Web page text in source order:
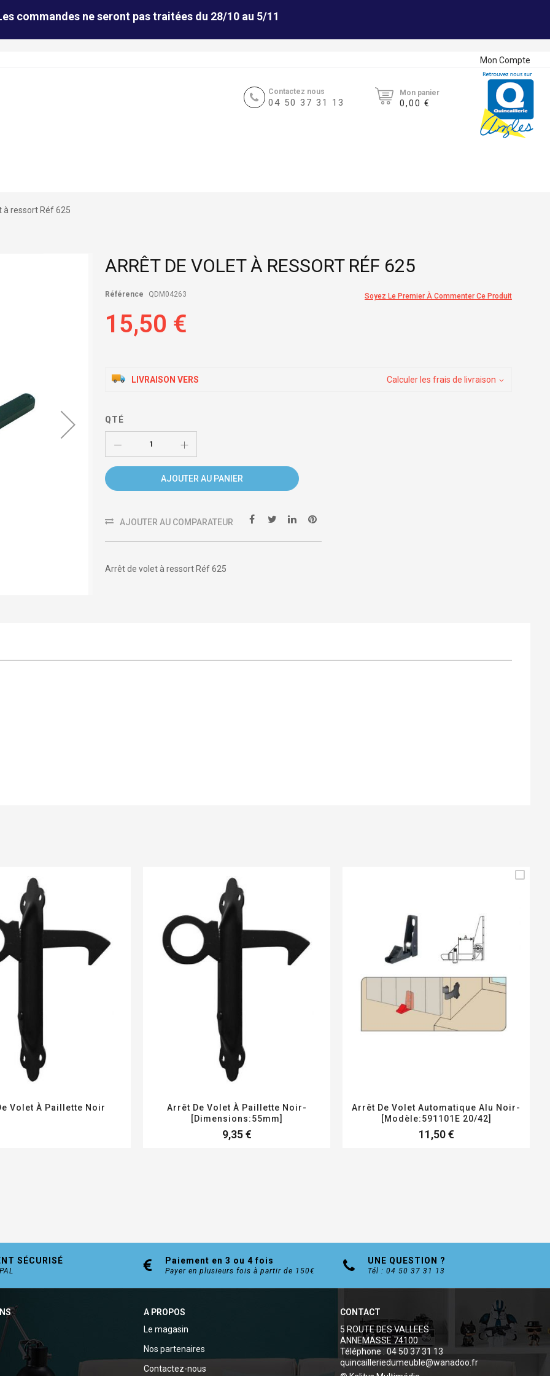
commandes ne seront pas traitées du 28/10 au 5/11
Mon Compte
Contactez nous
04 50 37 31 13
Mon panier
0,00 €
à ressort Réf 625
ARRÊT DE VOLET À RESSORT RÉF 625
Soyez Le Premier À Commenter Ce Produit
Référence QDM04263
15,50 €
LIVRAISON VERS Calculer les frais de livraison
QTÉ
AJOUTER AU PANIER
AJOUTER AU COMPARATEUR
Arrêt de volet à ressort Réf 625
Volet À Paillette Noir
Arrêt De Volet À Paillette Noir-
[Dimensions:55mm]
9,35 €
Arrêt De Volet Automatique Alu Noir-
[Modèle:591101E 20/42]
11,50 €
SÉCURISÉ Paiement en 3 ou 4 fois
Payer en plusieurs fois à partir de 150€
UNE QUESTION ?
Tél : 04 50 37 31 13
A PROPOS
Le magasin
Nos partenaires
Contactez-nous
CONTACT
5 ROUTE DES VALLEES
ANNEMASSE 74100
Téléphone : 04 50 37 31 13
quincailleriedumeuble@wanadoo.fr